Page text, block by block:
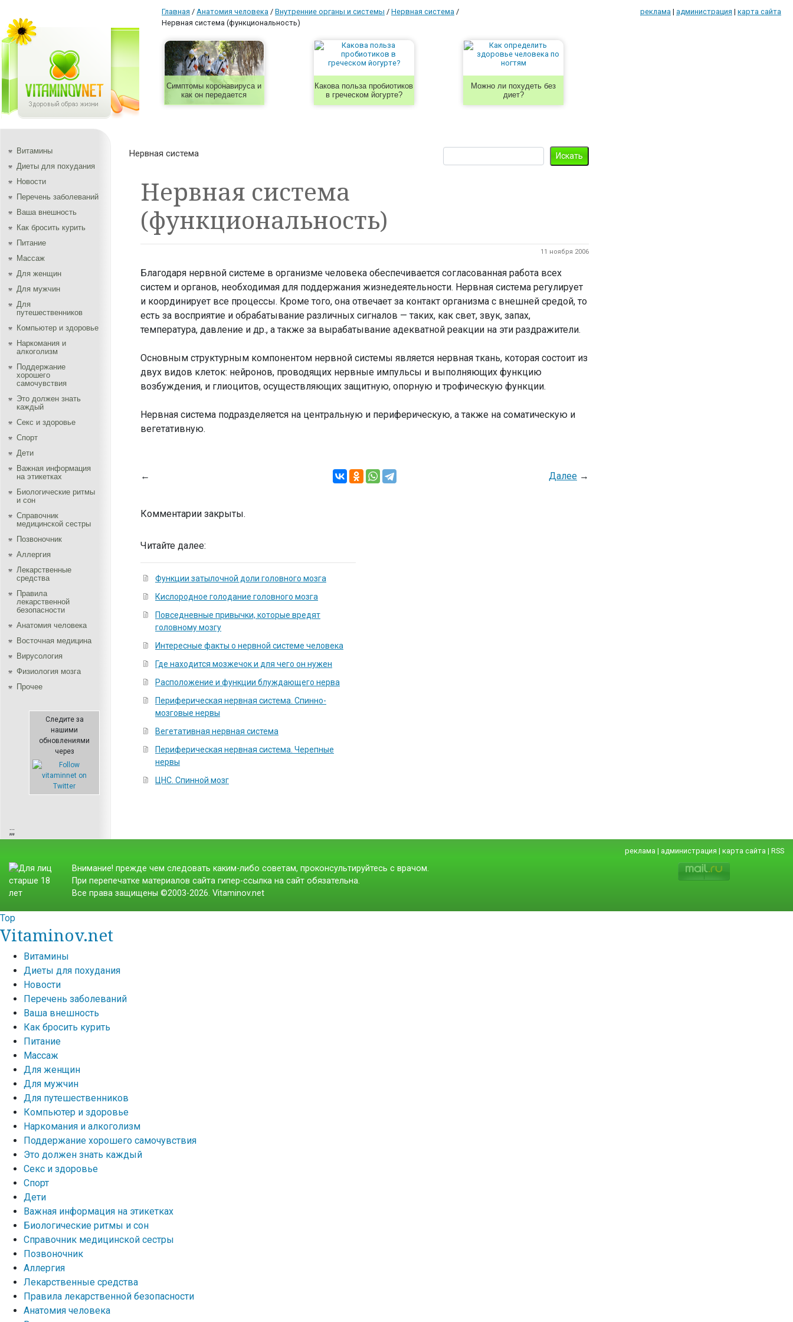
Главная / Aнатомия человека / Внутренние органы и системы / Нервная система /
Нервная система (функциональность)
реклама | администрация | карта сайта
Симптомы коронавируса и
как он передается
Какова польза пробиотиков
в греческом йогурте?
Можно ли похудеть без
диет?
Витамины
Диеты для похудания
Новости
Перечень заболеваний
Ваша внешность
Как бросить курить
Питание
Массаж
Для женщин
Для мужчин
Для
путешественников
Компьютер и здоровье
Наркомания и
алкоголизм
Поддержание
хорошего
самочувствия
Это должен знать
каждый
Секс и здоровье
Спорт
Дети
Важная информация
на этикетках
Биологические ритмы
и сон
Справочник
медицинской сестры
Позвоночник
Аллергия
Лекарственные
средства
Правила
лекарственной
безопасности
Aнатомия человека
Восточная медицина
Вирусология
Физиология мозга
Прочее
Следите за
нашими
обновлениями
через
;;;
Нервная система
Нервная система
(функциональность)
11 ноября 2006
Благодаря нервной системе в организме человека обеспечивается согласованная работа всех
систем и органов, необходимая для поддержания жизнедеятельности. Нервная система регулирует
и координирует все процессы. Кроме того, она отвечает за контакт организма с внешней средой, то
есть за восприятие и обрабатывание различных сигналов — таких, как свет, звук, запах,
температура, давление и др., а также за вырабатывание адекватной реакции на эти раздражители.
Основным структурным компонентом нервной системы является нервная ткань, которая состоит из
двух видов клеток: нейронов, проводящих нервные импульсы и выполняющих функцию
возбуждения, и глиоцитов, осуществляющих защитную, опорную и трофическую функции.
Нервная система подразделяется на центральную и периферическую, а также на соматическую и
вегетативную.
← Далее→
Комментарии закрыты.
Читайте далее:
Функции затылочной доли головного мозга
Кислородное голодание головного мозга
Повседневные привычки, которые вредят
головному мозгу
Интересные факты о нервной системе человека
Где находится мозжечок и для чего он нужен
Расположение и функции блуждающего нерва
Периферическая нервная система. Спинно-
мозговые нервы
Вегетативная нервная система
Периферическая нервная система. Черепные
нервы
ЦНС. Спинной мозг
реклама | администрация | карта сайта | RSS
Внимание! прежде чем следовать каким-либо советам, проконсультируйтесь с врачом.
При перепечатке материалов сайта гипер-ссылка на сайт обязательна.
Все права защищены ©2003-2026. Vitaminov.net
Top
Vitaminov.net
Витамины
Диеты для похудания
Новости
Перечень заболеваний
Ваша внешность
Как бросить курить
Питание
Массаж
Для женщин
Для мужчин
Для путешественников
Компьютер и здоровье
Наркомания и алкоголизм
Поддержание хорошего самочувствия
Это должен знать каждый
Секс и здоровье
Спорт
Дети
Важная информация на этикетках
Биологические ритмы и сон
Справочник медицинской сестры
Позвоночник
Аллергия
Лекарственные средства
Правила лекарственной безопасности
Aнатомия человека